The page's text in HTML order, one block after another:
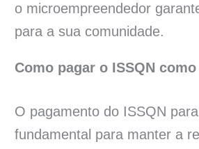
o microempreendedor
para a sua comunidade.
Como pagar o ISSQN como
O pagamento do ISSQN
fundamental para manter a